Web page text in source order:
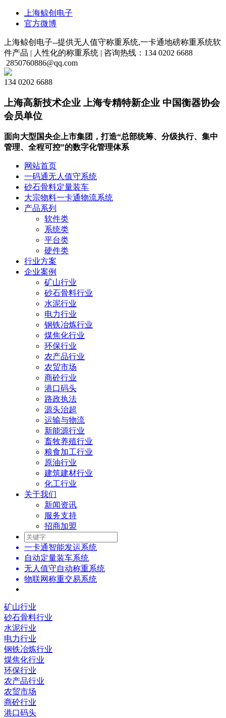
上海鲸创电子
官方微博
上海鲸创电子--提供无人值守称重系统,一卡通地磅称重系统软
件产品 | 人性化的称重系统 | 咨询热线：134 0202 6688
2850760886@qq.com
134 0202 6688
上海高新技术企业 上海专精特新企业 中国衡器协会
会员单位
面向大型国央企上市集团，打造“总部统筹、分级执行、集中
管理、全程可控”的数字化管理体系
网站首页
一码通无人值守系统
砂石骨料定量装车
大宗物料一卡通物流系统
产品系列
软件类
系统类
平台类
硬件类
行业方案
企业案例
矿山行业
砂石骨料行业
水泥行业
电力行业
钢铁冶炼行业
煤焦化行业
环保行业
农产品行业
农贸市场
商砼行业
港口码头
路政执法
源头治超
运输与物流
新能源行业
畜牧养殖行业
粮食加工行业
原油行业
建筑建材行业
化工行业
关于我们
新闻资讯
服务支持
招商加盟
一卡通智能发运系统
自动定量装车系统
无人值守自动称重系统
物联网称重交易系统
矿山行业
砂石骨料行业
水泥行业
电力行业
钢铁冶炼行业
煤焦化行业
环保行业
农产品行业
农贸市场
商砼行业
港口码头